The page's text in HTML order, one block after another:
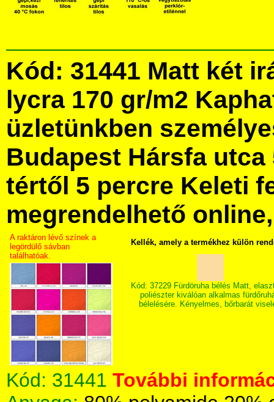
Kód: 31441 Matt két
lycra 170 gr/m2
üzletünkben
Budapest Hársfa utca
tértől 5 percre Keleti
megrendelhető
A raktáron lévő színek a
legördülő sávban
találhatóak.
Kellék, amely a termékhez külön
Kód: 37229 Fürdöruha bélés Matt,
poliészter kiválóan alkalmas
bélelésére. Kényelmes, bőrbarát
Kód: 31441 További